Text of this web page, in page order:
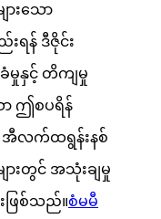
းသော
ရန် ဒီဇိုင်း
မှုနှင့် တိကျမှု
ဤစပရိန်
၊ အီလက်ထရွန်းနစ်
ျားတွင် အသုံးချမှု
ြစ်သည်။စံမမီ